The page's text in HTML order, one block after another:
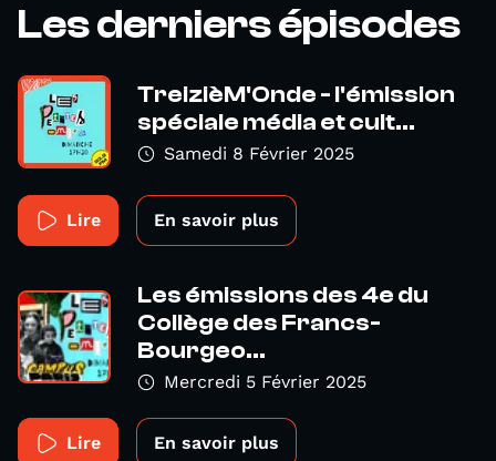
Les derniers épisodes
TreizièM'Onde - l'émission
spéciale média et cult...
Samedi 8 Février 2025
Lire En savoir plus
Les émissions des 4e du
Collège des Francs-
Bourgeo...
Mercredi 5 Février 2025
Lire En savoir plus